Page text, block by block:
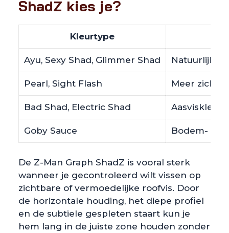
ShadZ kies je?
Kleurtype
Ayu, Sexy Shad, Glimmer Shad Natuurlijke
Pearl, Sight Flash Meer
Bad Shad, Electric Shad Aasviskleur
Goby Sauce Bodem- en
De Z-Man Graph ShadZ is vooral sterk
wanneer je gecontroleerd wilt vissen op
zichtbare of vermoedelijke roofvis. Door
de horizontale houding, het diepe profiel
en de subtiele gespleten staart kun je
hem lang in de juiste zone houden zonder